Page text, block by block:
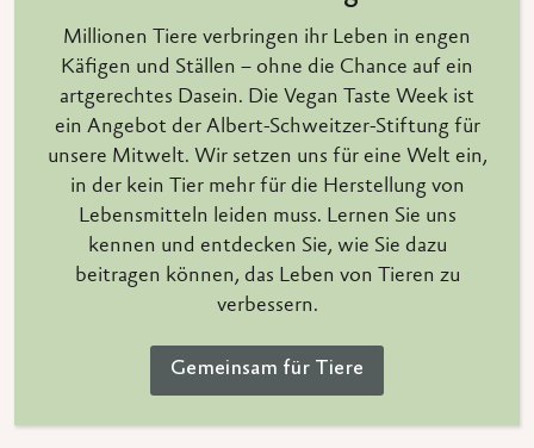
Millionen Tiere verbringen ihr Leben in engen
Käfigen und Ställen – ohne die Chance auf ein
artgerechtes Dasein. Die Vegan Taste Week ist
ein Angebot der Albert-Schweitzer-Stiftung für
unsere Mitwelt. Wir setzen uns für eine Welt ein,
in der kein Tier mehr für die Herstellung von
Lebensmitteln leiden muss. Lernen Sie uns
kennen und entdecken Sie, wie Sie dazu
beitragen können, das Leben von Tieren zu
verbessern.
Gemeinsam für Tiere